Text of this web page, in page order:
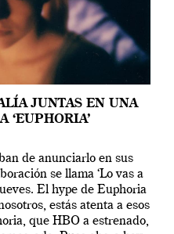
JUNTAS EN UNA
‘EUPHORIA’
de anunciarlo en sus
se llama ‘Lo vas a
El hype de Euphoria
estás atenta a esos
que HBO a estrenado,